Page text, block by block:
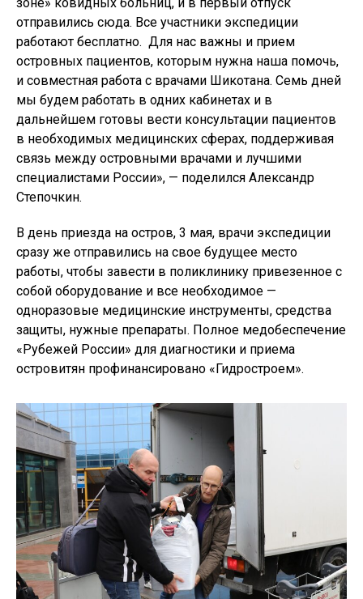
отправились сюда. Все участники экспедиции
работают бесплатно. Для нас важны и прием
островных пациентов, которым нужна наша помочь,
и совместная работа с врачами Шикотана. Семь дней
мы будем работать в одних кабинетах и в
дальнейшем готовы вести консультации пациентов
в необходимых медицинских сферах, поддерживая
связь между островными врачами и лучшими
специалистами России», — поделился Александр
Степочкин.
В день приезда на остров, 3 мая, врачи экспедиции
сразу же отправились на свое будущее место
работы, чтобы завести в поликлинику привезенное с
собой оборудование и все необходимое —
одноразовые медицинские инструменты, средства
защиты, нужные препараты. Полное медобеспечение
«Рубежей России» для диагностики и приема
островитян профинансировано «Гидростроем».